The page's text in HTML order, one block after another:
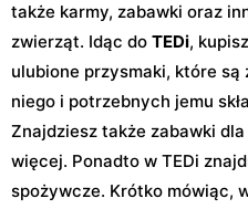
także karmy, zabawki oraz
zwierząt. Idąc do TEDi,
ulubione przysmaki, które
niego i potrzebnych jemu
Znajdziesz także zabawki
więcej. Ponadto w TEDi
spożywcze. Krótko mówiąc,